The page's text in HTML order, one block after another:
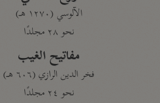
الآلوسي (١٢٧٠ هـ)
نحو ٢٨ مجلدًا
مفاتيح الغيب
فخر الدين الرازي (٦٠٦ هـ)
نحو ٢٤ مجلدًا